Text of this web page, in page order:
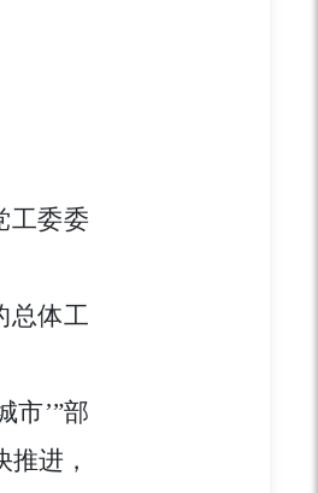
工委委
总体工
市’”部
进，